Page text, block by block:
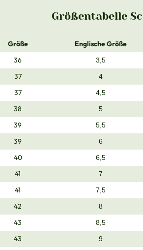
Größentabelle
Größe Englische Größe
36
3,5
37 4
37 4,5
38 5
39 5,5
39 6
40 6,5
41 7
41 7,5
42 8
43 8,5
43 9